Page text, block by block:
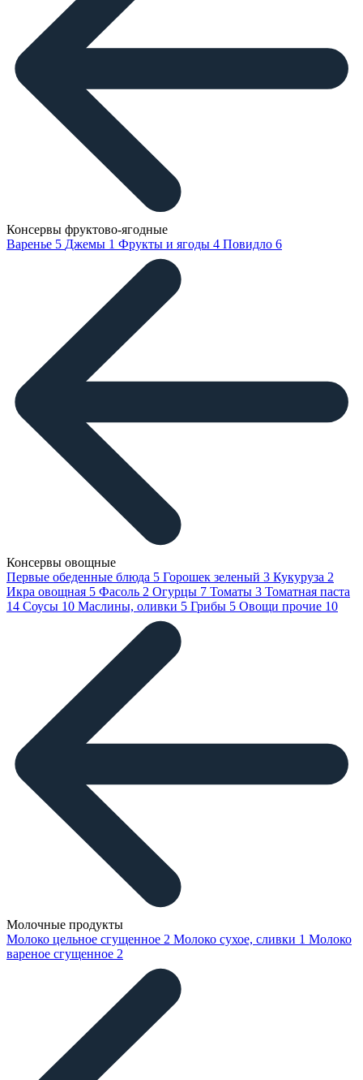
Консервы фруктово-ягодные
Варенье 5 Джемы 1 Фрукты и ягоды 4 Повидло 6
Консервы овощные
Первые обеденные блюда 5 Горошек зеленый 3 Кукуруза 2
Икра овощная 5 Фасоль 2 Огурцы 7 Томаты 3 Томатная паста
14 Соусы 10 Маслины, оливки 5 Грибы 5 Овощи прочие 10
Молочные продукты
Молоко цельное сгущенное 2 Молоко сухое, сливки 1 Молоко
вареное сгущенное 2